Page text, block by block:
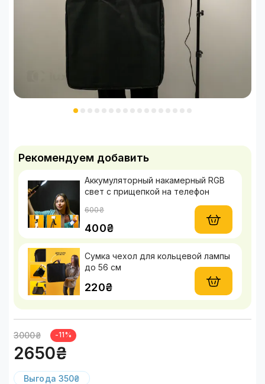
3000₴ -11%
2650₴
Выгода 350₴
Рекомендуем добавить
Аккумуляторный накамерный RGB
свет с прищепкой на телефон
600₴
400₴
Сумка чехол для кольцевой лампы
до 56 см
220₴